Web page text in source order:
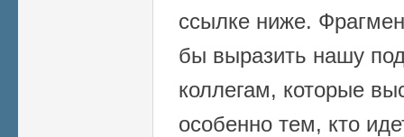
ссылке ниже.
бы выразить нашу
коллегам, которые
особенно тем, кто